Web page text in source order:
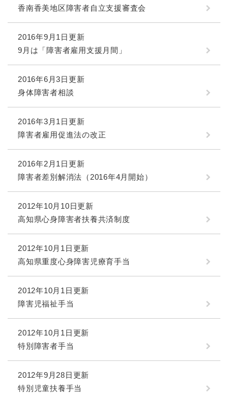
香南香美地区障害者自立支援審査会
2016年9月1日更新
9月は「障害者雇用支援月間」
2016年6月3日更新
身体障害者相談
2016年3月1日更新
障害者雇用促進法の改正
2016年2月1日更新
障害者差別解消法（2016年4月開始）
2012年10月10日更新
高知県心身障害者扶養共済制度
2012年10月1日更新
高知県重度心身障害児療育手当
2012年10月1日更新
障害児福祉手当
2012年10月1日更新
特別障害者手当
2012年9月28日更新
特別児童扶養手当